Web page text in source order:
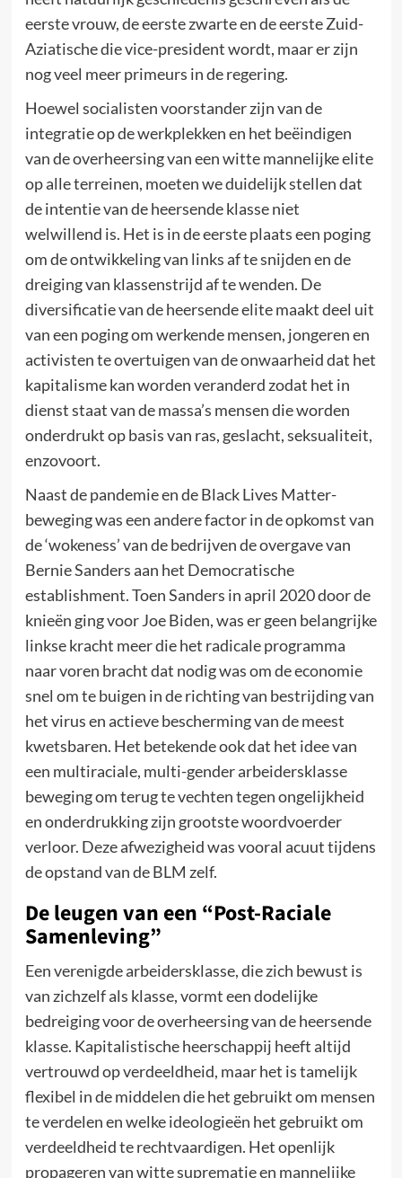
eerste vrouw, de eerste zwarte en de eerste Zuid-
Aziatische die vice-president wordt, maar er zijn
nog veel meer primeurs in de regering.
Hoewel socialisten voorstander zijn van de
integratie op de werkplekken en het beëindigen
van de overheersing van een witte mannelijke elite
op alle terreinen, moeten we duidelijk stellen dat
de intentie van de heersende klasse niet
welwillend is. Het is in de eerste plaats een poging
om de ontwikkeling van links af te snijden en de
dreiging van klassenstrijd af te wenden. De
diversificatie van de heersende elite maakt deel uit
van een poging om werkende mensen, jongeren en
activisten te overtuigen van de onwaarheid dat het
kapitalisme kan worden veranderd zodat het in
dienst staat van de massa’s mensen die worden
onderdrukt op basis van ras, geslacht, seksualiteit,
enzovoort.
Naast de pandemie en de Black Lives Matter-
beweging was een andere factor in de opkomst van
de ‘wokeness’ van de bedrijven de overgave van
Bernie Sanders aan het Democratische
establishment. Toen Sanders in april 2020 door de
knieën ging voor Joe Biden, was er geen belangrijke
linkse kracht meer die het radicale programma
naar voren bracht dat nodig was om de economie
snel om te buigen in de richting van bestrijding van
het virus en actieve bescherming van de meest
kwetsbaren. Het betekende ook dat het idee van
een multiraciale, multi-gender arbeidersklasse
beweging om terug te vechten tegen ongelijkheid
en onderdrukking zijn grootste woordvoerder
verloor. Deze afwezigheid was vooral acuut tijdens
de opstand van de BLM zelf.
De leugen van een “Post-Raciale
Samenleving”
Een verenigde arbeidersklasse, die zich bewust is
van zichzelf als klasse, vormt een dodelijke
bedreiging voor de overheersing van de heersende
klasse. Kapitalistische heerschappij heeft altijd
vertrouwd op verdeeldheid, maar het is tamelijk
flexibel in de middelen die het gebruikt om mensen
te verdelen en welke ideologieën het gebruikt om
verdeeldheid te rechtvaardigen. Het openlijk
propageren van witte suprematie en mannelijke